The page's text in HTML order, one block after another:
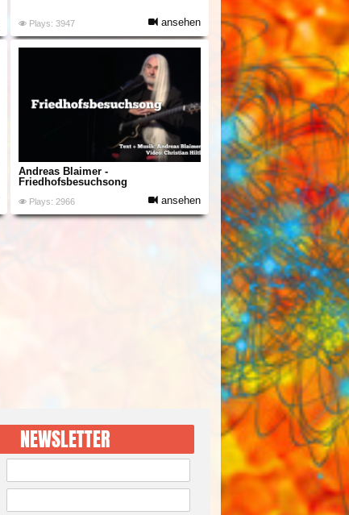
Plays: 3947 ansehen
Andreas Blaimer -
Friedhofsbesuchsong
Plays: 2966 ansehen
NEWSLETTER